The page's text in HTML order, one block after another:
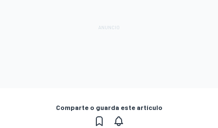
Comparte o guarda este artículo